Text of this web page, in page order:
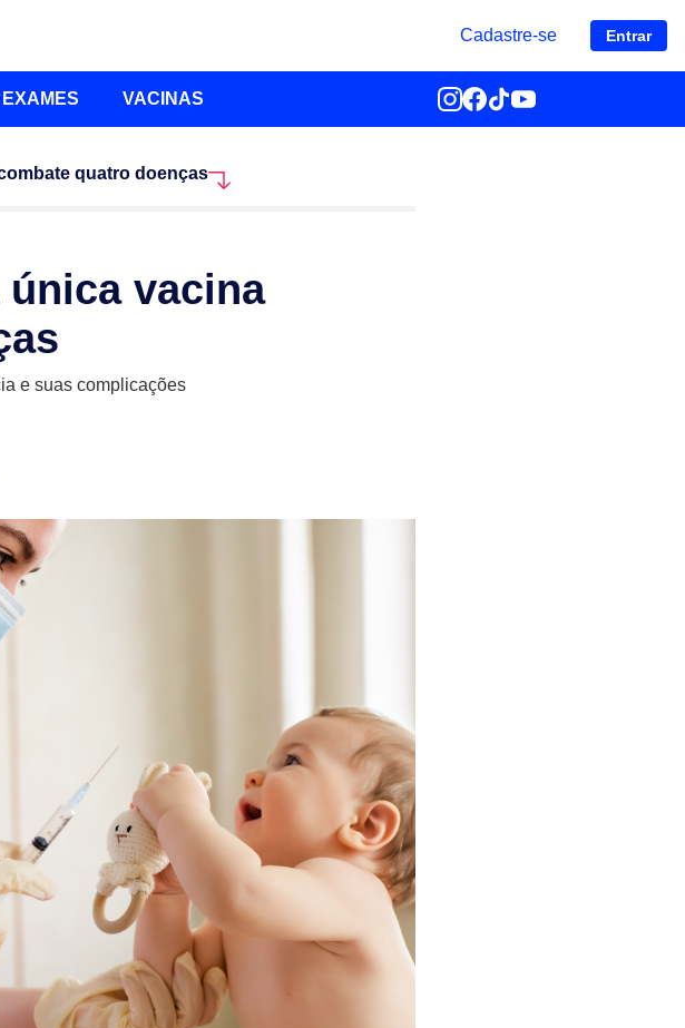
Cadastre-se Entrar
EXAMES VACINAS
quatro doenças
vacina
e suas complicações